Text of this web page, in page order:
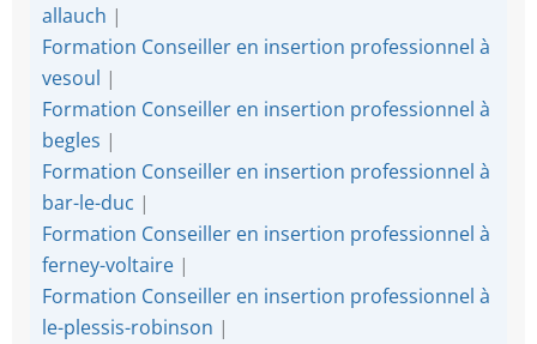
allauch |
Formation Conseiller en insertion professionnel à
vesoul |
Formation Conseiller en insertion professionnel à
begles |
Formation Conseiller en insertion professionnel à
bar-le-duc |
Formation Conseiller en insertion professionnel à
ferney-voltaire |
Formation Conseiller en insertion professionnel à
le-plessis-robinson |